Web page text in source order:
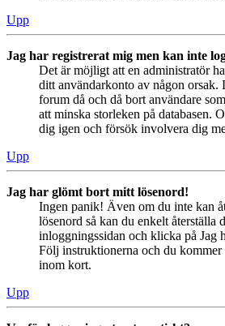
Upp
Jag har registrerat mig men kan inte
Det är möjligt att en administratör
ditt användarkonto av någon orsak.
forum då och då bort användare
att minska storleken på databasen.
dig igen och försök involvera dig
Upp
Jag har glömt bort mitt lösenord!
Ingen panik! Även om du inte kan
lösenord så kan du enkelt återställa
inloggningssidan och klicka på Jag
Följ instruktionerna och du
inom kort.
Upp